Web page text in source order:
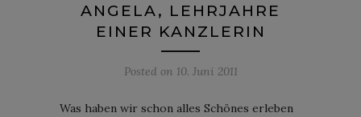
ANGELA, LEHRJAHRE
EINER KANZLERIN
Posted on 10. Juni 2011
Was haben wir schon alles Schönes erleben